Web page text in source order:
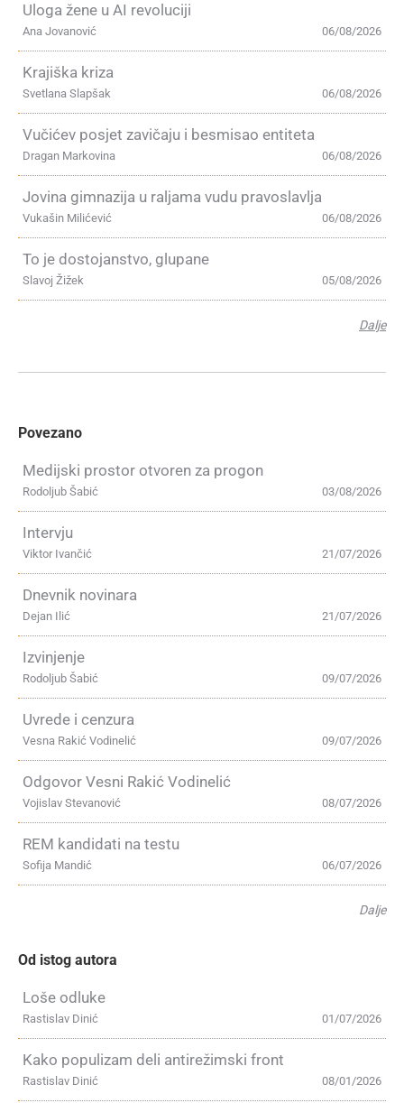
Uloga žene u AI revoluciji
06/08/2026
Ana Jovanović
Krajiška kriza
06/08/2026
Svetlana Slapšak
Vučićev posjet zavičaju i besmisao entiteta
06/08/2026
Dragan Markovina
Jovina gimnazija u raljama vudu pravoslavlja
06/08/2026
Vukašin Milićević
To je dostojanstvo, glupane
05/08/2026
Slavoj Žižek
Dalje
Povezano
Medijski prostor otvoren za progon
03/08/2026
Rodoljub Šabić
Intervju
21/07/2026
Viktor Ivančić
Dnevnik novinara
21/07/2026
Dejan Ilić
Izvinjenje
09/07/2026
Rodoljub Šabić
Uvrede i cenzura
09/07/2026
Vesna Rakić Vodinelić
Odgovor Vesni Rakić Vodinelić
08/07/2026
Vojislav Stevanović
REM kandidati na testu
06/07/2026
Sofija Mandić
Dalje
Od istog autora
Loše odluke
01/07/2026
Rastislav Dinić
Kako populizam deli antirežimski front
08/01/2026
Rastislav Dinić